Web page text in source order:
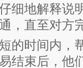
细地解释说
，直至对方
时间内，
结束后，他